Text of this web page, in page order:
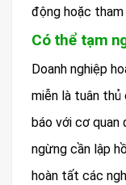
động hoặc tham
Có thể tạm
Doanh nghiệp
miễn là tuân thủ
báo với cơ quan
ngừng cần lập
hoàn tất các